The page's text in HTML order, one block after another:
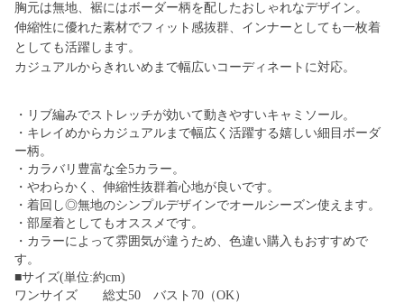
胸元は無地、裾にはボーダー柄を配したおしゃれなデザイン。
伸縮性に優れた素材でフィット感抜群、インナーとしても一枚着
としても活躍します。
カジュアルからきれいめまで幅広いコーディネートに対応。
・リブ編みでストレッチが効いて動きやすいキャミソール。
・キレイめからカジュアルまで幅広く活躍する嬉しい細目ボーダ
ー柄。
・カラバリ豊富な全5カラー。
・やわらかく、伸縮性抜群着心地が良いです。
・着回し◎無地のシンプルデザインでオールシーズン使えます。
・部屋着としてもオススメです。
・カラーによって雰囲気が違うため、色違い購入もおすすめで
す。
■サイズ(単位:約cm)
ワンサイズ 総丈50 バスト70（OK）